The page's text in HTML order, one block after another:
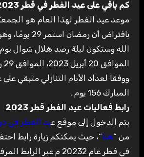
كم باقي على عيد الفطر في قطر 2023
بافتراض أن
الله وستكون ليلة رصد هلال شوال
ووفقا لعداد الأيام التنازلي متبقي
المبارك 156 يوم
.
رابط فعاليات عيد الفطر قطر 2023
يتم الدخول إلى موقع عيد الفطر في
من“هنا“، حيث يمكنكم زيارة رابط
في قطر عام 20232 م عبر